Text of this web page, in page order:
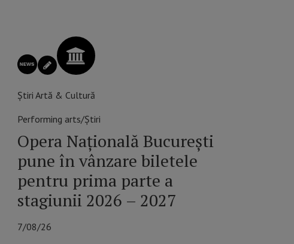
Știri Artă & Cultură
Performing arts/Știri
Opera Națională București
pune în vânzare biletele
pentru prima parte a
stagiunii 2026 – 2027
7/08/26